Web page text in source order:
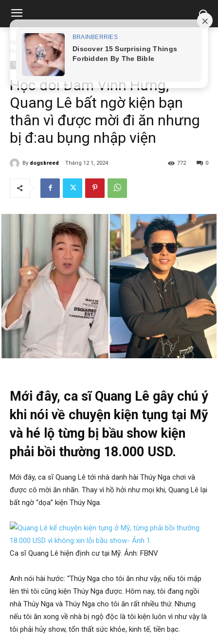
Home Tin tức
Học đòi Đàm Vĩnh Hưng, Quang Lê bất ngờ kiện bạn
thân...
Tin tức
Học đòi Đàm Vĩnh Hưng,
Quang Lê bất ngờ kiện bạn
thân vì được mời đi ăn nhưng
bị đ:au bụng nhập viện
By dogsbreed Tháng 12 1, 2024 0
772
Mới đây, ca sĩ Quang Lê gây chú ý
khi nói về chuyện kiện tụng tại Mỹ
và hé lộ từng bị bầu show kiện
phải bồi thường 18.000 USD.
Mới đây, ca sĩ Quang Lê tới nhà danh hài Thúy Nga chơi và
được cô mời ăn nhãn. Thay vì hồ hởi như mọi khi, Quang Lê lại
bất ngờ “dọa” kiện Thúy Nga.
Ca sĩ Quang Lê hiện định cư tại Mỹ. Ảnh: FBNV
Anh nói hài hước: “Thúy Nga cho tôi ăn như vậy, nếu tôi mập
lên thì tôi cũng kiện Thúy Nga được. Hôm nay, tôi đang ngồi
nhà Thúy Nga và Thúy Nga cho tôi ăn rất nhiều thứ. Nhưng
nếu tôi ăn xong về nhà bị ngộ độc là tôi kiện luôn vì như vậy là
tôi phải hủy show, tổn thất sức khỏe, kinh tế, tiền bạc.